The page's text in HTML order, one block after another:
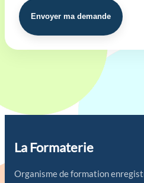
Envoyer ma demande
La Formaterie
Organisme de formation